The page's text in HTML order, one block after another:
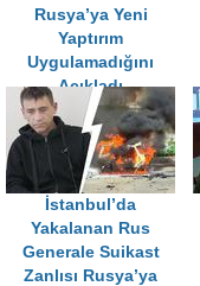
Rusya’ya Yeni
Yaptırım
Uygulamadığını
Açıkladı
İstanbul’da
Yakalanan Rus
Generale Suikast
Zanlısı Rusya’ya